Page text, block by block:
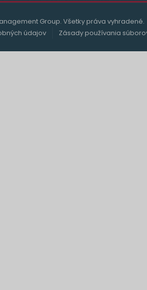
Group. Všetky práva vyhradené.
údajov
Zásady používania